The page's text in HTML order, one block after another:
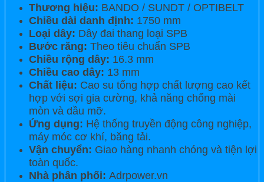
Thương hiệu: BANDO / SUNDT / OPTIBELT
Chiều dài danh định: 1750 mm
Loại dây: Dây đai thang loại SPB
Bước răng: Theo tiêu chuẩn SPB
Chiều rộng dây: 16.3 mm
Chiều cao dây: 13 mm
Chất liệu: Cao su tổng hợp chất lượng cao kết
hợp với sợi gia cường, khả năng chống mài
mòn và dầu mỡ.
Ứng dụng: Hệ thống truyền động công nghiệp,
máy móc cơ khí, băng tải.
Vận chuyển: Giao hàng nhanh chóng và tiện lợi
toàn quốc.
Nhà phân phối: Adrpower.vn